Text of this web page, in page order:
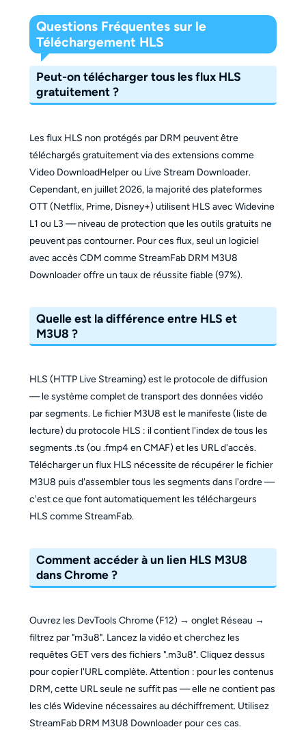
Questions Fréquentes sur le
Téléchargement HLS
Peut-on télécharger tous les flux HLS
gratuitement ?
Les flux HLS non protégés par DRM peuvent être
téléchargés gratuitement via des extensions comme
Video DownloadHelper ou Live Stream Downloader.
Cependant, en juillet 2026, la majorité des plateformes
OTT (Netflix, Prime, Disney+) utilisent HLS avec Widevine
L1 ou L3 — niveau de protection que les outils gratuits ne
peuvent pas contourner. Pour ces flux, seul un logiciel
avec accès CDM comme StreamFab DRM M3U8
Downloader offre un taux de réussite fiable (97%).
Quelle est la différence entre HLS et
M3U8 ?
HLS (HTTP Live Streaming) est le protocole de diffusion
— le système complet de transport des données vidéo
par segments. Le fichier M3U8 est le manifeste (liste de
lecture) du protocole HLS : il contient l'index de tous les
segments .ts (ou .fmp4 en CMAF) et les URL d'accès.
Télécharger un flux HLS nécessite de récupérer le fichier
M3U8 puis d'assembler tous les segments dans l'ordre —
c'est ce que font automatiquement les téléchargeurs
HLS comme StreamFab.
Comment accéder à un lien HLS M3U8
dans Chrome ?
Ouvrez les DevTools Chrome (F12) → onglet Réseau →
filtrez par "m3u8". Lancez la vidéo et cherchez les
requêtes GET vers des fichiers ".m3u8". Cliquez dessus
pour copier l'URL complète. Attention : pour les contenus
DRM, cette URL seule ne suffit pas — elle ne contient pas
les clés Widevine nécessaires au déchiffrement. Utilisez
StreamFab DRM M3U8 Downloader pour ces cas.